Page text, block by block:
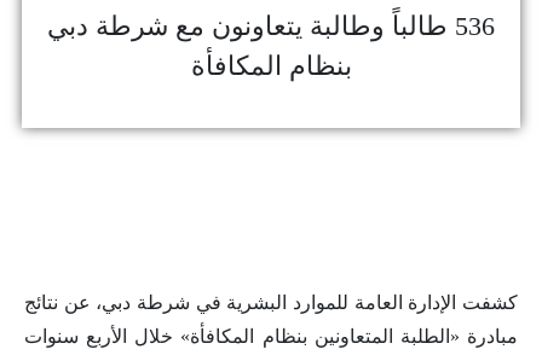
536 طالباً وطالبة يتعاونون مع شرطة دبي
بنظام المكافأة
كشفت الإدارة العامة للموارد البشرية في شرطة دبي، عن نتائج
مبادرة «الطلبة المتعاونين بنظام المكافأة» خلال الأربع سنوات